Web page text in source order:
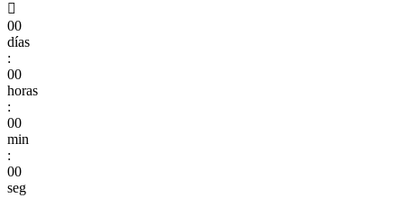

00
días
:
00
horas
:
00
min
:
00
seg